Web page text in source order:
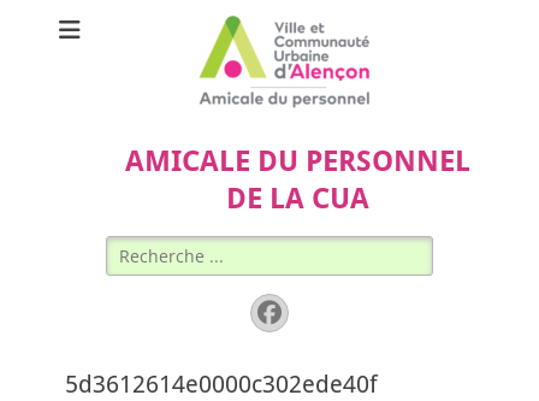
AMICALE DU PERSONNEL
DE LA CUA
Rechercher :
Facebook
5d3612614e0000c302ede40f